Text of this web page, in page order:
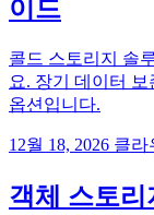
이드
콜드 스토리지 솔
요. 장기 데이터 보
옵션입니다.
12월 18, 2026 클라
객체 스토